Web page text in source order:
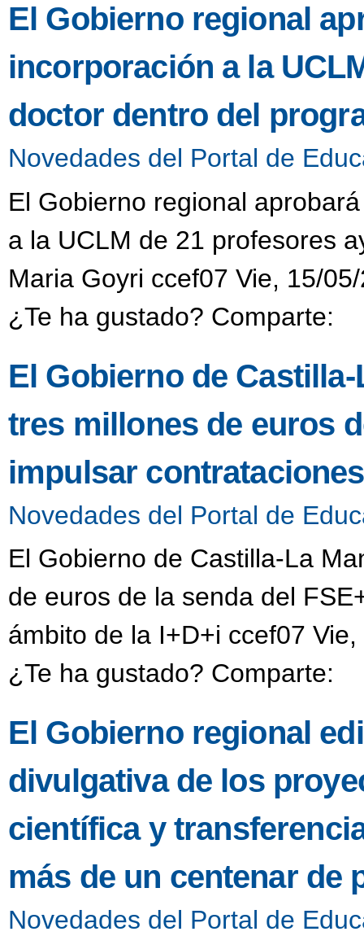
El Gobierno regional
incorporación a la
doctor dentro del
Novedades del Portal de
El Gobierno regional
a la UCLM de 21 profesores
Maria Goyri ccef07 Vie, 15/
¿Te ha gustado? Comparte:
El Gobierno de
tres millones de euros
impulsar
Novedades del Portal de
El Gobierno de Castilla-La
de euros de la senda del
ámbito de la I+D+i ccef07
¿Te ha gustado? Comparte:
El Gobierno regional
divulgativa de los
científica y
más de un centenar de
Novedades del Portal de